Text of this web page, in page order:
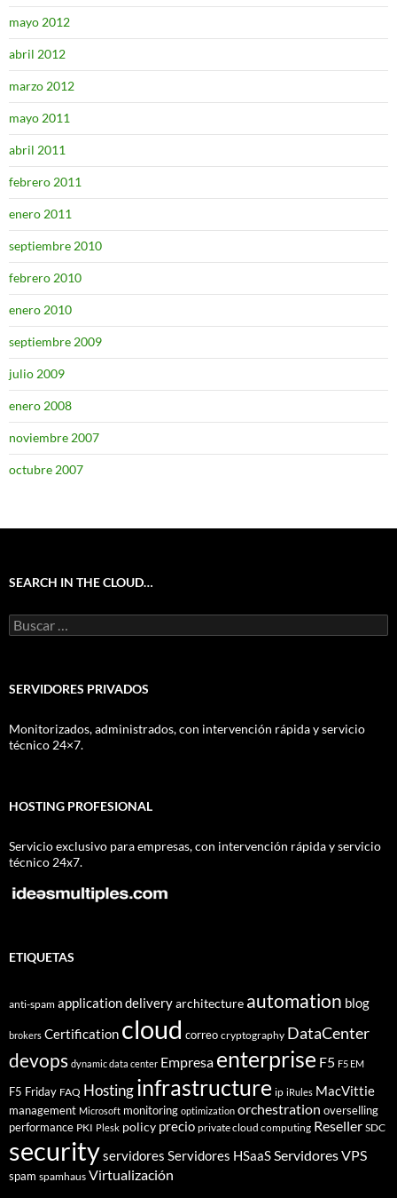
mayo 2012
abril 2012
marzo 2012
mayo 2011
abril 2011
febrero 2011
enero 2011
septiembre 2010
febrero 2010
enero 2010
septiembre 2009
julio 2009
enero 2008
noviembre 2007
octubre 2007
SEARCH IN THE CLOUD…
Buscar:
SERVIDORES PRIVADOS
Monitorizados, administrados, con intervención rápida y servicio
técnico 24×7.
HOSTING PROFESIONAL
Servicio exclusivo para empresas, con intervención rápida y servicio
técnico 24x7.
ETIQUETAS
anti-spam application deliveryarchitecture automation blog
brokers Certification cloud correo cryptography DataCenter
devops dynamic data center Empresa enterprise F5 F5 EM
F5 Friday FAQ Hostinginfrastructure ip iRules MacVittie
management Microsoft monitoring optimization orchestration overselling
performance PKI Plesk policy precio private cloud computing Reseller SDC
securityservidores Servidores HSaaSServidores VPS
spam spamhaus Virtualización